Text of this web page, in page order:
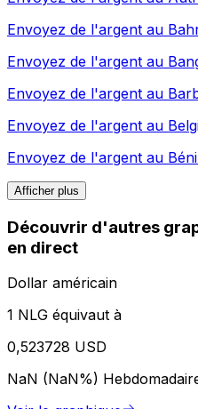
Envoyez de l'argent au
Envoyez de l'argent au
Envoyez de l'argent au
Envoyez de l'argent au
Envoyez de l'argent au
Afficher plus
Découvrir d'autres
en direct
Dollar américain
1 NLG équivaut à
0,523728 USD
NaN (NaN%)